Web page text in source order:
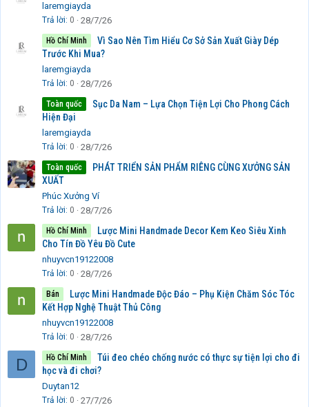
laremgiayda
Trả lời 0 28/7/26
Hồ Chí Minh
Vì Sao Nên Tìm Hiểu Cơ Sở Sản Xuất Giày Dép
Trước Khi Mua?
laremgiayda
Trả lời 0 28/7/26
Toàn quốc
Sục Da Nam – Lựa Chọn Tiện Lợi Cho Phong Cách
Hiện Đại
laremgiayda
Trả lời 0 28/7/26
Toàn quốc
PHÁT TRIỂN SẢN PHẨM RIÊNG CÙNG XƯỞNG SẢN
XUẤT
Phúc Xưởng Ví
Trả lời 0 28/7/26
Hồ Chí Minh
Lược Mini Handmade Decor Kem Keo Siêu Xinh
Cho Tín Đồ Yêu Đồ Cute
nhuyvcn19122008
Trả lời 0 28/7/26
Bán
Lược Mini Handmade Độc Đáo – Phụ Kiện Chăm Sóc Tóc
Kết Hợp Nghệ Thuật Thủ Công
nhuyvcn19122008
Trả lời 0 28/7/26
D Hồ Chí Minh
Túi đeo chéo chống nước có thực sự tiện lợi cho đi
học và đi chơi?
Duytan12
Trả lời 0 27/7/26